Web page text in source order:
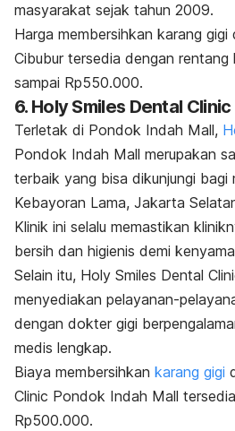
masyarakat sejak tahun 2009.
Harga membersihkan karang
Cibubur tersedia dengan
sampai Rp550.000.
6. Holy Smiles Dental
Terletak di Pondok Indah Mall,
Pondok Indah Mall merupakan
terbaik yang bisa dikunjungi
Kebayoran Lama, Jakarta
Klinik ini selalu memastikan
bersih dan higienis demi
Selain itu, Holy Smiles Dental
menyediakan pelayanan-
dengan dokter gigi
medis lengkap.
Biaya membersihkan karang gigi
Clinic Pondok Indah Mall
Rp500.000.